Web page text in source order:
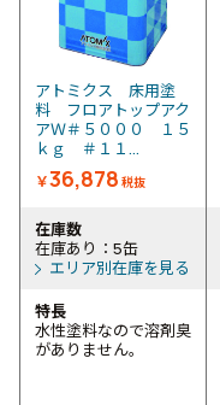
アトミクス 床用塗
料 フロアトップアク
アＷ＃５０００ １５
ｋｇ ＃１１...
￥36,878 税抜
在庫数
在庫あり：5缶
エリア別在庫を見る
特長
水性塗料なので溶剤臭
がありません。